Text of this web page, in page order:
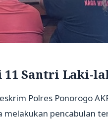
11 Santri Laki-
Polres Ponorogo
pencabulan